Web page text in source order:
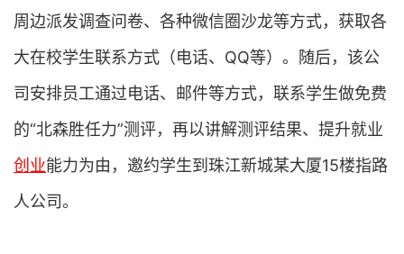
周边派发调查问卷、各种微信圈沙龙等方式，获取各
大在校学生联系方式（电话、QQ等）。随后，该公
司安排员工通过电话、邮件等方式，联系学生做免费
的“北森胜任力”测评，再以讲解测评结果、提升就业
创业能力为由，邀约学生到珠江新城某大厦15楼指路
人公司。